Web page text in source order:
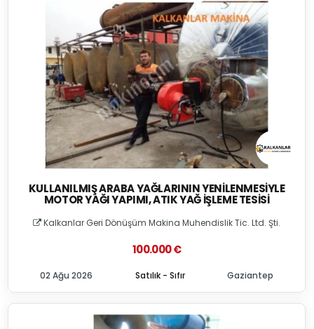
KULLANILMIŞ ARABA YAĞLARININ YENILENMESIYLE
MOTOR YAĞI YAPIMI, ATIK YAĞ İŞLEME TESISI
Kalkanlar Geri Dönüşüm Makina Muhendislik Tic. Ltd. Şti.
100.000 €
Satılık - Sıfır
02 Ağu 2026 Gaziantep